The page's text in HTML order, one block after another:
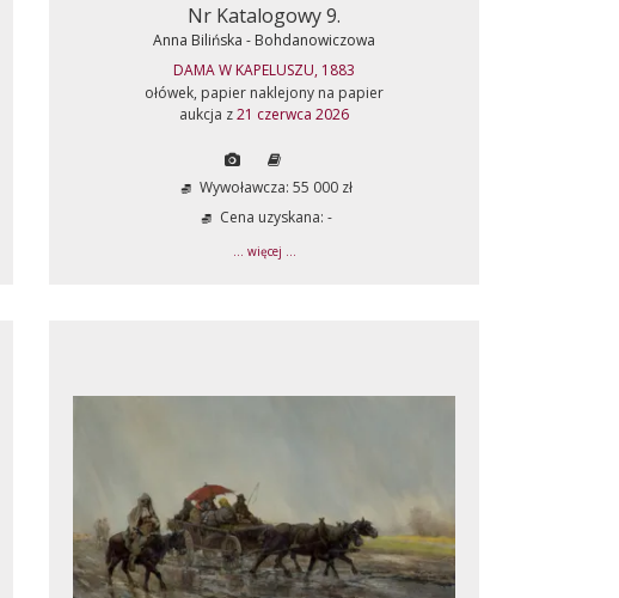
Nr Katalogowy 9.
Anna Bilińska - Bohdanowiczowa
DAMA W KAPELUSZU, 1883
ołówek, papier naklejony na papier
aukcja z21 czerwca 2026
Wywoławcza: 55 000 zł
Cena uzyskana: -
... więcej ...